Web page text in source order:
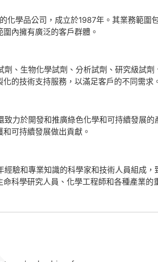
化學品公司，成立於1987年。其業務範
內擁有廣泛的客戶群體。
、生物化學試劑、分析試劑、研究級試
的技術支持服務，以滿足客戶的不同需求
力於開發和推廣綠色化學和可持續發展
可持續發展做出貢獻。
驗和專業知識的科學家和技術人員組成
科學研究人員、化學工程師和各種產業的